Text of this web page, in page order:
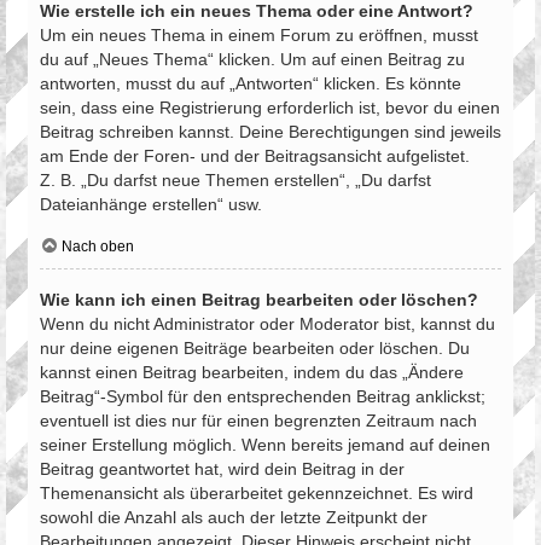
Wie erstelle ich ein neues Thema oder eine Antwort?
Um ein neues Thema in einem Forum zu eröffnen, musst
du auf „Neues Thema“ klicken. Um auf einen Beitrag zu
antworten, musst du auf „Antworten“ klicken. Es könnte
sein, dass eine Registrierung erforderlich ist, bevor du einen
Beitrag schreiben kannst. Deine Berechtigungen sind jeweils
am Ende der Foren- und der Beitragsansicht aufgelistet.
Z. B. „Du darfst neue Themen erstellen“, „Du darfst
Dateianhänge erstellen“ usw.
Nach oben
Wie kann ich einen Beitrag bearbeiten oder löschen?
Wenn du nicht Administrator oder Moderator bist, kannst du
nur deine eigenen Beiträge bearbeiten oder löschen. Du
kannst einen Beitrag bearbeiten, indem du das „Ändere
Beitrag“-Symbol für den entsprechenden Beitrag anklickst;
eventuell ist dies nur für einen begrenzten Zeitraum nach
seiner Erstellung möglich. Wenn bereits jemand auf deinen
Beitrag geantwortet hat, wird dein Beitrag in der
Themenansicht als überarbeitet gekennzeichnet. Es wird
sowohl die Anzahl als auch der letzte Zeitpunkt der